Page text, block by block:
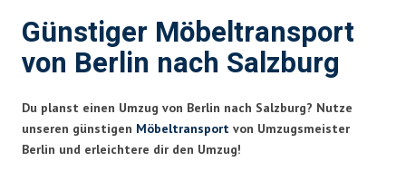
Günstiger Möbeltransport
von Berlin nach Salzburg
Du planst einen Umzug von Berlin nach Salzburg? Nutze
unseren günstigen Möbeltransport von Umzugsmeister
Berlin und erleichtere dir den Umzug!